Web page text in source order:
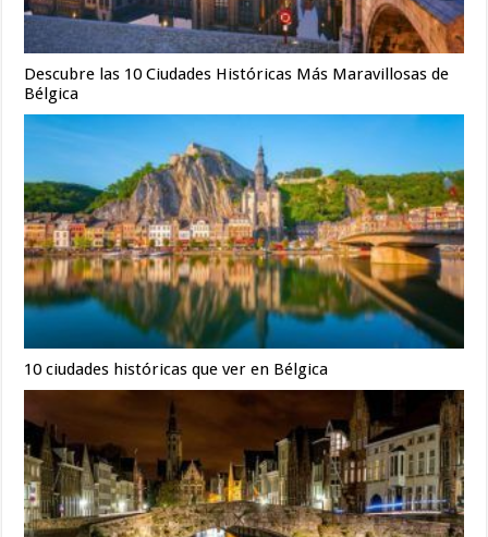
Descubre las 10 Ciudades Históricas Más Maravillosas de
Bélgica
10 ciudades históricas que ver en Bélgica